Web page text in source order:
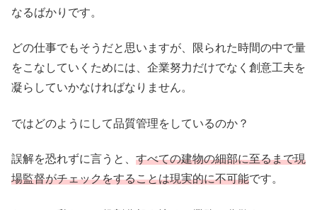
なるばかりです。
どの仕事でもそうだと思いますが、限られた時間の中で量
をこなしていくためには、企業努力だけでなく創意工夫を
凝らしていかなければなりません。
ではどのようにして品質管理をしているのか？
誤解を恐れずに言うと、 すべての建物の細部に至るまで現
場監督がチェックをすることは現実的に不可能です。